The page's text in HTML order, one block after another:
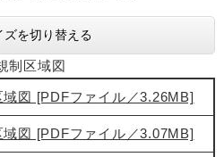
ズを切り替える
制区域図
域図 [PDFファイル／3.26MB]
域図 [PDFファイル／3.07MB]